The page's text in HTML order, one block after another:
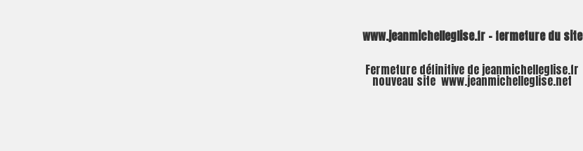
www.jeanmichelleglise.fr – fermeture du site
Fermeture définitive de jeanmichelleglise.fr
nouveau site www.jeanmichelleglise.net